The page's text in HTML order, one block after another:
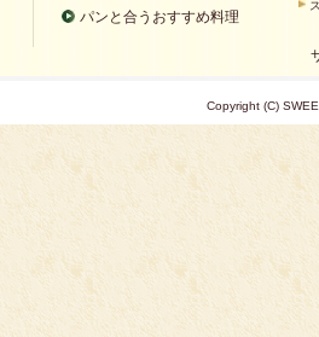
パンと合うおすすめ料理
Copyright (C)